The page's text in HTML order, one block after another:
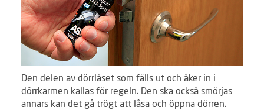
Den delen av dörrlåset som fälls ut och åker in i
dörrkarmen kallas för regeln. Den ska också smörjas
annars kan det gå trögt att låsa och öppna dörren.